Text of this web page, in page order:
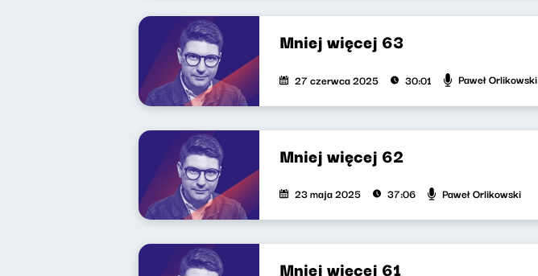
Mniej więcej 63
27 czerwca 2025 30:01 Paweł Orlikowski
Mniej więcej 62
23 maja 2025 37:06 Paweł Orlikowski
Mniej więcej 61